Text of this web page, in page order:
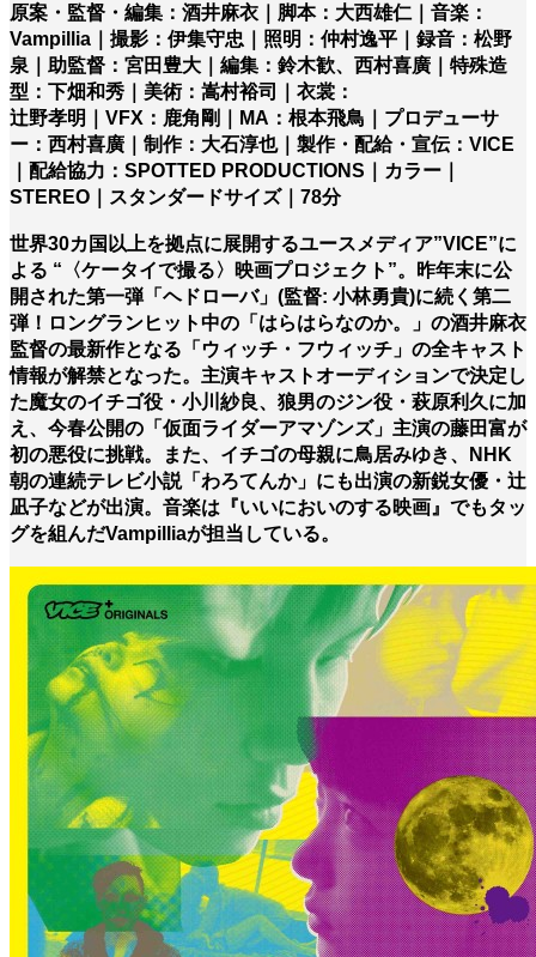
原案・監督・編集：酒井麻衣｜脚本：大西雄仁｜音楽：
Vampillia｜撮影：伊集守忠｜照明：仲村逸平｜録音：松野
泉｜助監督：宮田豊大｜編集：鈴木歓、西村喜廣｜特殊造
型：下畑和秀｜美術：嵩村裕司｜衣裳：
辻野孝明｜VFX：鹿角剛｜MA：根本飛鳥｜プロデューサ
ー：西村喜廣｜制作：大石淳也｜製作・配給・宣伝：VICE
｜配給協力：SPOTTED PRODUCTIONS｜カラー｜
STEREO｜スタンダードサイズ｜78分
世界30カ国以上を拠点に展開するユースメディア”VICE”に
よる “〈ケータイで撮る〉映画プロジェクト”。昨年末に公
開された第一弾「ヘドローバ」(監督: 小林勇貴)に続く第二
弾！ロングランヒット中の「はらはらなのか。」の酒井麻衣
監督の最新作となる「ウィッチ・フウィッチ」の全キャスト
情報が解禁となった。主演キャストオーディションで決定し
た魔女のイチゴ役・小川紗良、狼男のジン役・萩原利久に加
え、今春公開の「仮面ライダーアマゾンズ」主演の藤田富が
初の悪役に挑戦。また、イチゴの母親に鳥居みゆき、NHK
朝の連続テレビ小説「わろてんか」にも出演の新鋭女優・辻
凪子などが出演。音楽は『いいにおいのする映画』でもタッ
グを組んだVampilliaが担当している。